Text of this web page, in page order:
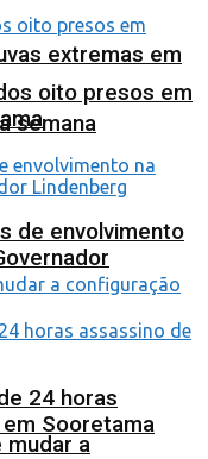
extremas em
semana
mudar a
oito presos em
de envolvimento
24 horas
Sooretama